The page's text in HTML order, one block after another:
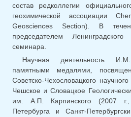
состав редколлегии
геохимической ассоциации
Geosciences Section). В
председателем Ленинградского
семинара.
Научная деятельность
памятными медалями,
Советско-Чехословацкого
Чешское и Словацкое
им. А.П. Карпинского (2007 г.,
Петербурга и Санкт-